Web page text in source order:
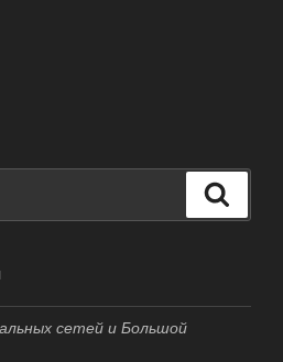
сетей и Большой